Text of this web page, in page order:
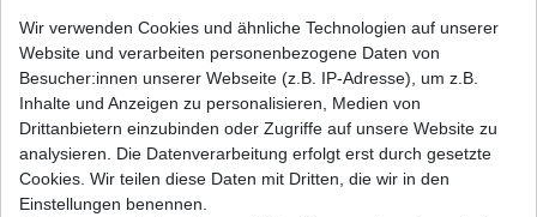
Filter
Ölfilter Hiflo HF 171 CRC HF171CRC Chrom
Racing Harley Davidson Buell
12,00 € *
Wir verwenden Cookies und ähnliche Technologien auf unserer
Website und verarbeiten personenbezogene Daten von
Besucher:innen unserer Webseite (z.B. IP-Adresse), um z.B.
Inhalte und Anzeigen zu personalisieren, Medien von
Drittanbietern einzubinden oder Zugriffe auf unsere Website zu
analysieren. Die Datenverarbeitung erfolgt erst durch gesetzte
Cookies. Wir teilen diese Daten mit Dritten, die wir in den
Einstellungen benennen.